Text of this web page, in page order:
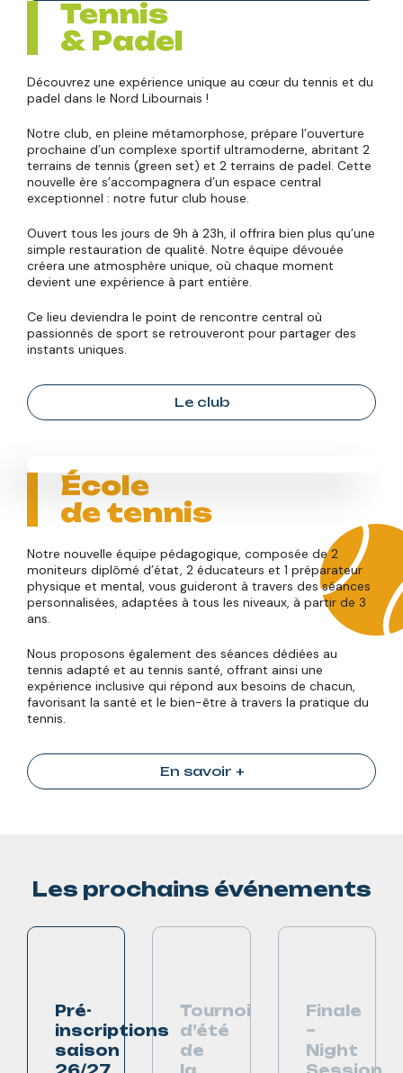
Tennis
& Padel
Découvrez une expérience unique au cœur du tennis et du
padel dans le Nord Libournais !
Notre club, en pleine métamorphose, prépare l’ouverture
prochaine d’un complexe sportif ultramoderne, abritant 2
terrains de tennis (green set) et 2 terrains de padel. Cette
nouvelle ère s’accompagnera d’un espace central
exceptionnel : notre futur club house.
Ouvert tous les jours de 9h à 23h, il offrira bien plus qu’une
simple restauration de qualité. Notre équipe dévouée
créera une atmosphère unique, où chaque moment
devient une expérience à part entière.
Ce lieu deviendra le point de rencontre central où
passionnés de sport se retrouveront pour partager des
instants uniques.
Le club
École
de tennis
Notre nouvelle équipe pédagogique, composée de 2
moniteurs diplômé d’état, 2 éducateurs et 1 préparateur
physique et mental, vous guideront à travers des séances
personnalisées, adaptées à tous les niveaux, à partir de 3
ans.
Nous proposons également des séances dédiées au
tennis adapté et au tennis santé, offrant ainsi une
expérience inclusive qui répond aux besoins de chacun,
favorisant la santé et le bien-être à travers la pratique du
tennis.
En savoir +
Les prochains événements
Pré-
inscriptions
saison
Tournoi
d’été
de
Finale
–
Night